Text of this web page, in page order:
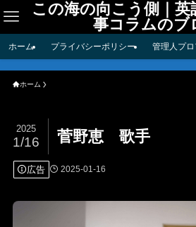
この海の向こう側｜英
事コラムのブ
ホーム プライバシーポリシー 管理人プ
ホーム
菅野恵 歌手
2025
1/16
広告 2025-01-16